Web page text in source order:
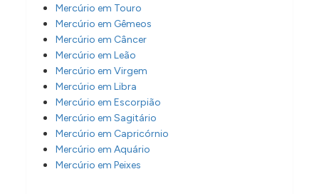
Mercúrio em Touro
Mercúrio em Gêmeos
Mercúrio em Câncer
Mercúrio em Leão
Mercúrio em Virgem
Mercúrio em Libra
Mercúrio em Escorpião
Mercúrio em Sagitário
Mercúrio em Capricórnio
Mercúrio em Aquário
Mercúrio em Peixes